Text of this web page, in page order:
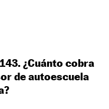
¿Cuánto cobra
de autoescuela